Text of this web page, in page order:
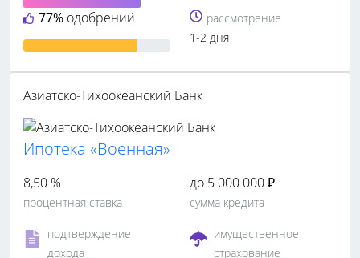
77% одобрений
рассмотрение
1-2 дня
Азиатско-Тихоокеанский Банк
Ипотека «Военная»
8,50 %
процентная ставка
до 5 000 000 ₽
сумма кредита
подтверждение
дохода
имущественное
страхование